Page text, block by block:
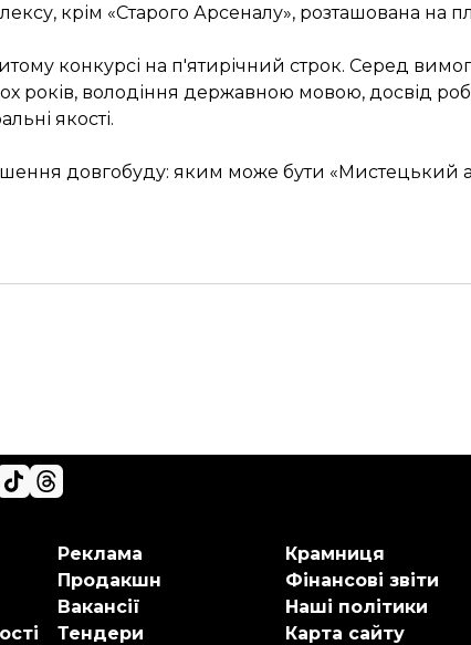
крім «Старого Арсеналу», розташована на
конкурсі на п'ятирічний строк. Серед
років, володіння державною мовою, досвід
якості.
довгобуду: яким може бути «Мистецький
Реклама
Продакшн
Вакансії
Тендери
Крамниця
Фінансові звіти
Наші політики
Карта сайту